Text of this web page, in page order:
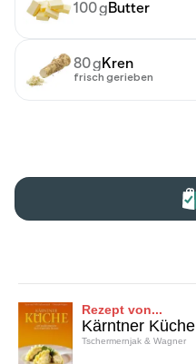
Rezept von...
Kärntner Küche
Tschermernjak & Wagner